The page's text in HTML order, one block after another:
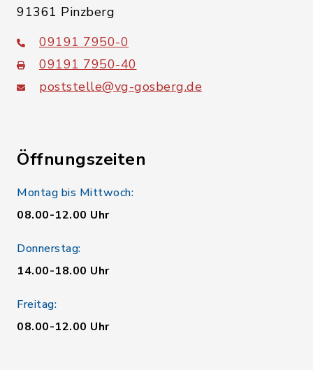
91361 Pinzberg
09191 7950-0
09191 7950-40
poststelle@vg-gosberg.de
Öffnungszeiten
Montag bis Mittwoch:
08.00-12.00 Uhr
Donnerstag:
14.00-18.00 Uhr
Freitag:
08.00-12.00 Uhr